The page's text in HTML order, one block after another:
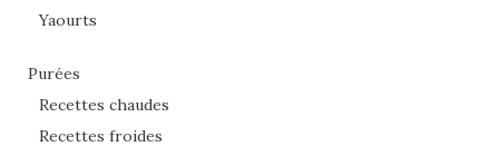
Yaourts
Purées
Recettes chaudes
Recettes froides